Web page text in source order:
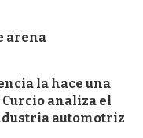
arena
la hace una
analiza el
automotriz